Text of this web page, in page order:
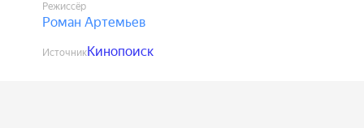
Режиссёр
Роман Артемьев
ИсточникКинопоиск